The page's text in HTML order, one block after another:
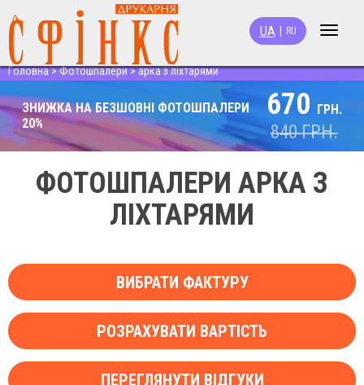
Toggle
UA RU
Головна>Фотошпалери>арка з ліхтарями
ЗНИЖКА НА БЕЗШОВНІ ФОТОШПАЛЕРИ
20%
670 ГРН.
840ГРН.
ФОТОШПАЛЕРИ АРКА З
ЛІХТАРЯМИ
ВИБРАТИ ФАКТУРУ
РОЗРАХУВАТИ ВАРТІСТЬ
ПЕРЕГЛЯНУТИ ВІДГУКИ